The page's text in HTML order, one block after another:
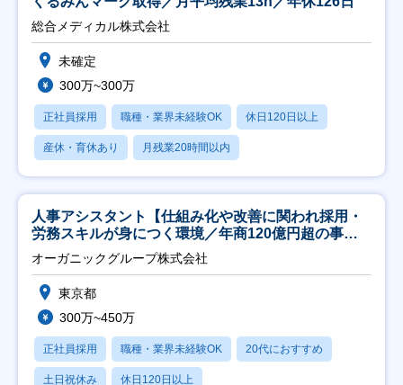
総合メディカル株式会社
未確定
300万~300万
正社員採用 職種・業界未経験OK 休日120日以上
産休・育休あり 月残業20時間以内
人事アシスタント【仕組み化や改善に関われ採用・
労務スキルが身につく環境／年商120億円超の事業
会社】
オーガニックグループ株式会社
東京都
300万~450万
正社員採用 職種・業界未経験OK 20代におすすめ
土日祝休み 休日120日以上